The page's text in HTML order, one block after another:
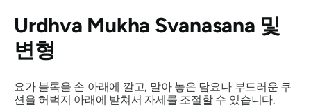
Urdhva Mukha Svanasana 및
변형
요가 블록을 손 아래에 깔고, 말아 놓은 담요나 부드러운 쿠
션을 허벅지 아래에 받쳐서 자세를 조절할 수 있습니다.